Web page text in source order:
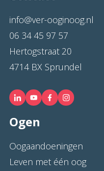
info@ver-ooginoog.nl
06 34 45 97 57
Hertogstraat 20
4714 BX Sprundel
Ogen
Oogaandoeningen
Leven met één oog